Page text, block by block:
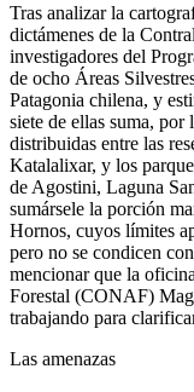
Tras analizar la
dictámenes de la
investigadores del
de ocho Áreas
Patagonia chilena, y
siete de ellas suma, por
distribuidas entre las
Katalalixar, y los
de Agostini, Laguna
sumársele la porción
Hornos, cuyos límites
pero no se condicen
mencionar que la
Forestal (CONAF)
trabajando para
Las amenazas